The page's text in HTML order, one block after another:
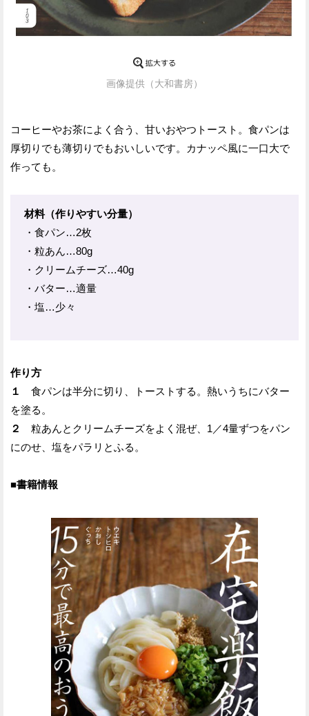
画像提供（大和書房）
コーヒーやお茶によく合う、甘いおやつトースト。食パンは
厚切りでも薄切りでもおいしいです。カナッペ風に一口大で
作っても。
材料（作りやすい分量）
・食パン…2枚
・粒あん…80g
・クリームチーズ…40g
・バター…適量
・塩…少々
作り方
１
食パンは半分に切り、トーストする。熱いうちにバター
を塗る。
２
粒あんとクリームチーズをよく混ぜ、1／4量ずつをパン
にのせ、塩をパラリとふる。
■書籍情報